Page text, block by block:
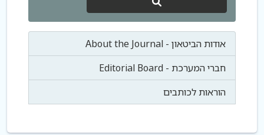
אודות הביטאון - About the Journal
חברי המערכת - Editorial Board
הוראות לכותבים